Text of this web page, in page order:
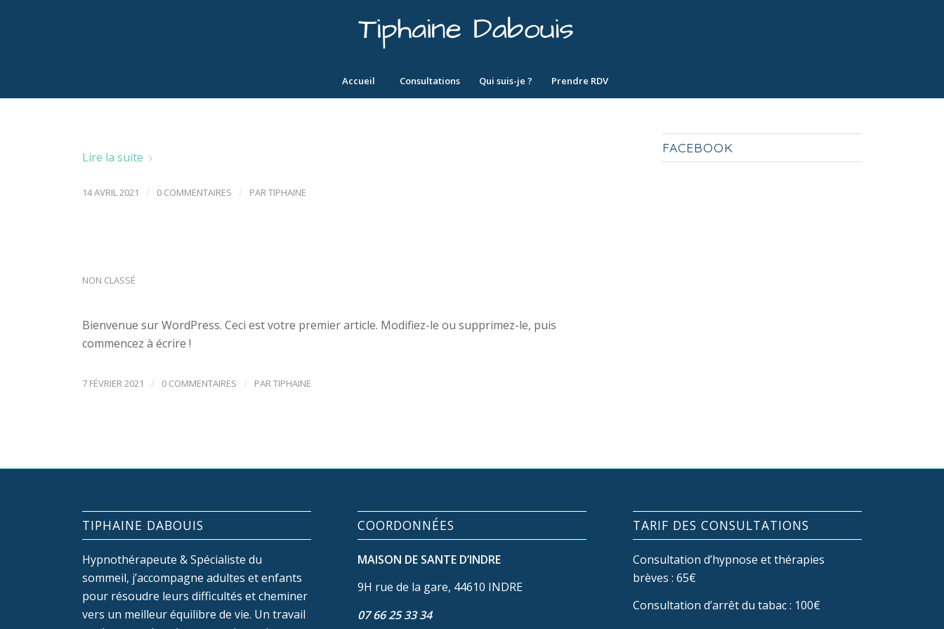
Accueil Consultations Qui suis-je ? Prendre RDV
Lire la suite
14 AVRIL 2021 / 0 COMMENTAIRES / PARTIPHAINE
NON CLASSÉ
Bienvenue sur WordPress. Ceci est votre premier article. Modifiez-le ou supprimez-le, puis
commencez à écrire !
7 FÉVRIER 2021 / 0 COMMENTAIRES / PARTIPHAINE
FACEBOOK
TIPHAINE DABOUIS
Hypnothérapeute & Spécialiste du
sommeil, j’accompagne adultes et enfants
pour résoudre leurs difficultés et cheminer
vers un meilleur équilibre de vie. Un travail
COORDONNÉES
MAISON DE SANTE D’INDRE
9H rue de la gare, 44610 INDRE
07 66 25 33 34
TARIF DES CONSULTATIONS
Consultation d’hypnose et thérapies
brèves : 65€
Consultation d’arrêt du tabac : 100€